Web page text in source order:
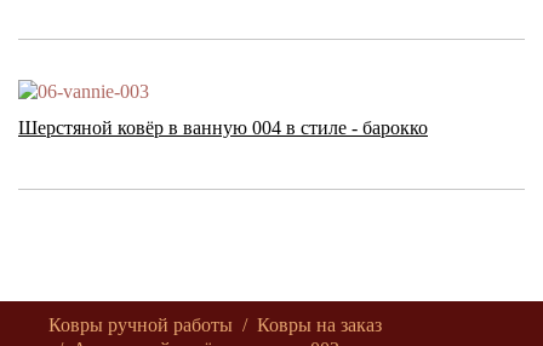
Шерстяной ковёр в ванную 004 в стиле - барокко
Ковры ручной работы
Ковры на заказ